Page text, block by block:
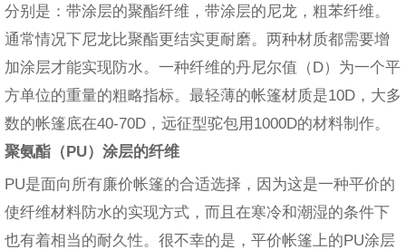
分别是：带涂层的聚酯纤维，带涂层的尼龙，粗苯纤维。
通常情况下尼龙比聚酯更结实更耐磨。两种材质都需要增
加涂层才能实现防水。一种纤维的丹尼尔值（D）为一个平
方单位的重量的粗略指标。最轻薄的帐篷材质是10D，大多
数的帐篷底在40-70D，远征型驼包用1000D的材料制作。
聚氨酯（PU）涂层的纤维
PU是面向所有廉价帐篷的合适选择，因为这是一种平价的
使纤维材料防水的实现方式，而且在寒冷和潮湿的条件下
也有着相当的耐久性。很不幸的是，平价帐篷上的PU涂层